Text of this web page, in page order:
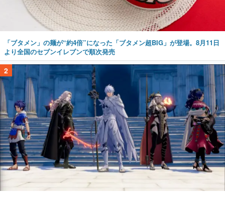
「ブタメン」の麺が“約4倍”になった「ブタメン超BIG」が登場。8月11日
より全国のセブンイレブンで順次発売
2